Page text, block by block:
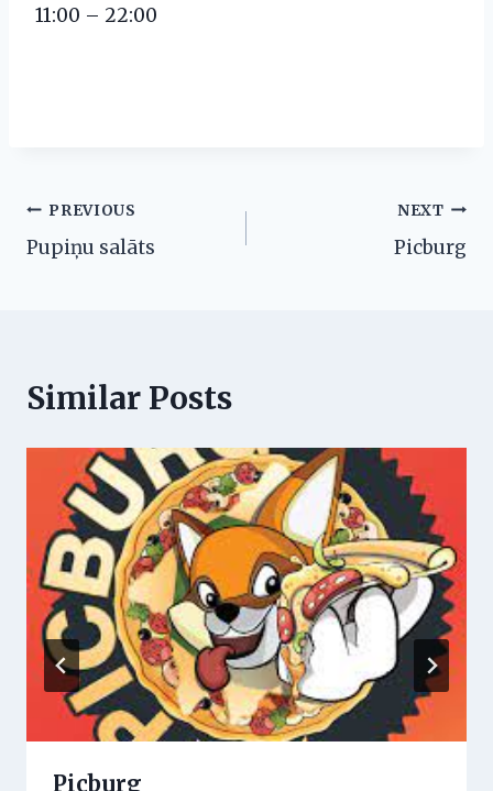
11:00 – 22:00
Post
navigation
PREVIOUS
Pupiņu salāts
NEXT
Picburg
Similar Posts
Picburg